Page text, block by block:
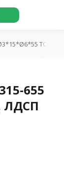
TCT Z2
655
ЛДСП